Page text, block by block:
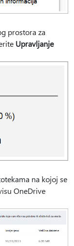
prostora za
Upravljanje
na kojoj se
OneDrive